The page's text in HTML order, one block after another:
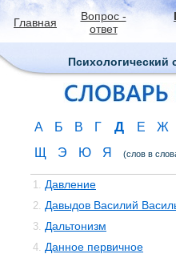
Главная
Вопрос -
ответ
Психологический
А Б В Г Д Е Ж
Щ
Э Ю Я (слов в
1. Давление
2. Давыдов Василий
3. Дальтонизм
4. Данное первичное